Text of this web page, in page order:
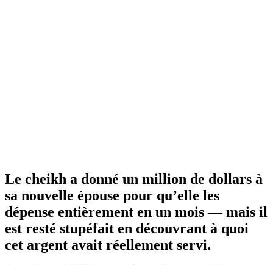
Le cheikh a donné un million de dollars à
sa nouvelle épouse pour qu’elle les
dépense entièrement en un mois — mais il
est resté stupéfait en découvrant à quoi
cet argent avait réellement servi.